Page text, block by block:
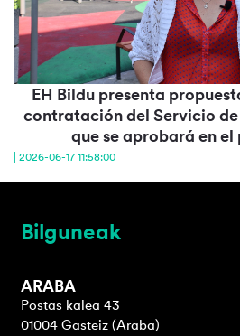
EH Bildu presenta
contratación del Servicio
que se aprobará en el
| 2026-06-17 11:58:00
Bilguneak
ARABA
Postas kalea 43
01004 Gasteiz (Araba)